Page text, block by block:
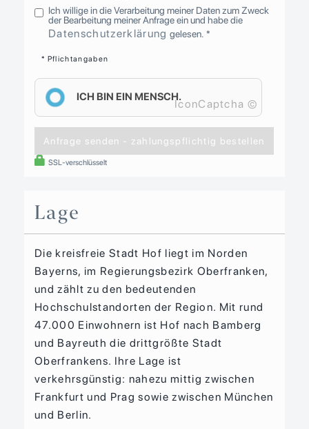
Ich willige in die Verarbeitung meiner Daten zum Zweck
der Bearbeitung meiner Anfrage ein und habe die
Datenschutzerklärung gelesen. *
* Pflichtangaben
Anfrage senden - zahlungspflichtig bestellen
SSL-verschlüsselt
ICH BIN EIN MENSCH.
IconCaptcha ©
Lage
Die kreisfreie Stadt Hof liegt im Norden
Bayerns, im Regierungsbezirk Oberfranken,
und zählt zu den bedeutenden
Hochschulstandorten der Region. Mit rund
47.000 Einwohnern ist Hof nach Bamberg
und Bayreuth die drittgrößte Stadt
Oberfrankens. Ihre Lage ist
verkehrsgünstig: nahezu mittig zwischen
Frankfurt und Prag sowie zwischen München
und Berlin.